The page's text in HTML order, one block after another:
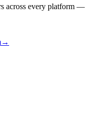
across every platform —
→